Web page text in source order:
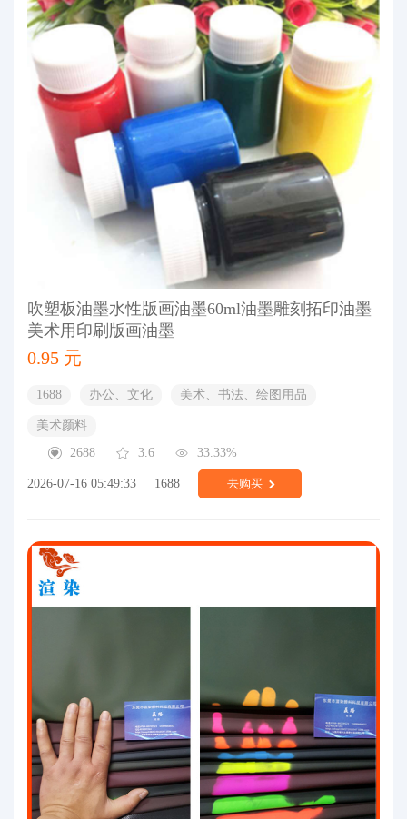
吹塑板油墨水性版画油墨60ml油墨雕刻拓印油墨
美术用印刷版画油墨
0.95 元
1688 办公、文化 美术、书法、绘图用品
美术颜料
2688
3.6 33.33%
2026-07-16 05:49:33 1688 去购买